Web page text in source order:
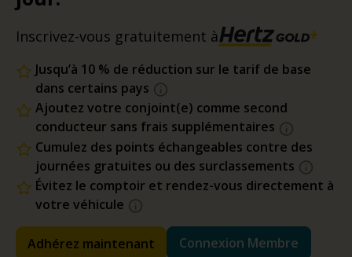
Inscrivez-vous gratuitement à
Jusqu’à 10 % de réduction sur le tarif de base
dans certains pays
Ajoutez votre conjoint(e) comme second
conducteur sans frais supplémentaires
Cumulez des points échangeables contre des
journées gratuites ou des surclassements
Évitez le comptoir et rendez-vous directement à
votre véhicule
Adhérez maintenant Connexion Membre